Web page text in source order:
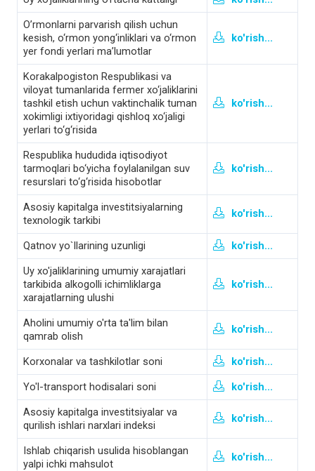
O’rmonlarni parvarish qilish uchun
kesish, o‘rmon yong‘inliklari va o‘rmon
yer fondi yerlari ma’lumotlar
ko'rish...
Korakalpogiston Respublikasi va
viloyat tumanlarida fermer xo‘jaliklarini
tashkil etish uchun vaktinchalik tuman
xokimligi ixtiyoridagi qishloq xo‘jaligi
yerlari to‘g‘risida
ko'rish...
Respublika hududida iqtisodiyot
tarmoqlari bo‘yicha foylalanilgan suv
resurslari to‘g‘risida hisobotlar
ko'rish...
Asosiy kapitalga investitsiyalarning
texnologik tarkibi
ko'rish...
Qatnov yo`llarining uzunligi
ko'rish...
Uy xo'jaliklarining umumiy xarajatlari
tarkibida alkogolli ichimliklarga
xarajatlarning ulushi
ko'rish...
Aholini umumiy o'rta ta'lim bilan
qamrab olish
ko'rish...
Korxonalar va tashkilotlar soni
ko'rish...
Yo'l-transport hodisalari soni
ko'rish...
Asosiy kapitalga investitsiyalar va
qurilish ishlari narxlari indeksi
ko'rish...
Ishlab chiqarish usulida hisoblangan
yalpi ichki mahsulot
ko'rish...